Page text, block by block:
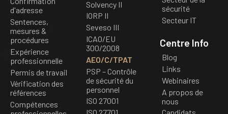
d'adresse
Sentences,
mesures &
procédures
Expérience
professionnelle
Permis de travail
Vérification des
références
Compétences
Solvency II
IORP II
Seveso III
ICAO/EU
300/2008
AEO/C/TPAT
PSP – Contrôle
de sécurité du
personnel
ISO 27001
sécurité
Secteur IT
Centre Info
Blog
Links
Webinaires
A propos de
nous